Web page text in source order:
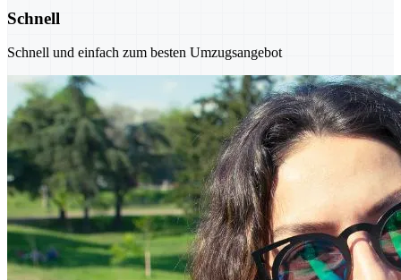
Schnell
Schnell und einfach zum besten Umzugsangebot